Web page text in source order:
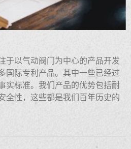
于以气动阀门为中心的产品开发
国际专利产品。其中一些已经过
实标准。我们产品的优势包括耐
全性，这些都是我们百年历史的